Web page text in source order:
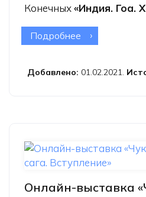
Конечных«Индия. Гоа.
Подробнее о Онлайн-
Добавлено: 01.02.2021.
Онлайн-выставка